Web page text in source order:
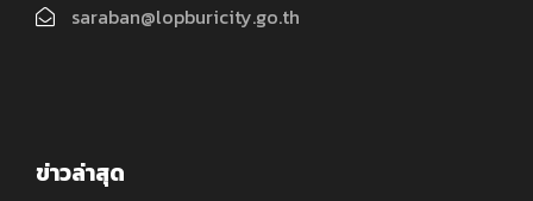
saraban@lopburicity.go.th
ข่าวล่าสุด